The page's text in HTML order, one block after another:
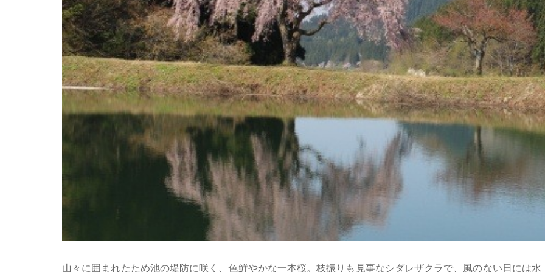
山々に囲まれたため池の堤防に咲く、色鮮やかな一本桜。枝振りも見事なシダレザクラで、風のない日には水